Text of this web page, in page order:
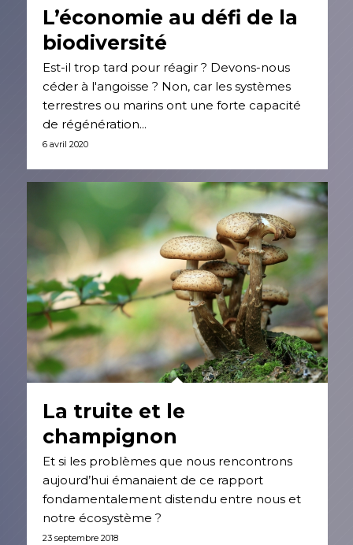
L’économie au défi de la
biodiversité
Est-il trop tard pour réagir ? Devons-nous
céder à l'angoisse ? Non, car les systèmes
terrestres ou marins ont une forte capacité
de régénération...
6 avril 2020
La truite et le
champignon
Et si les problèmes que nous rencontrons
aujourd’hui émanaient de ce rapport
fondamentalement distendu entre nous et
notre écosystème ?
23 septembre 2018